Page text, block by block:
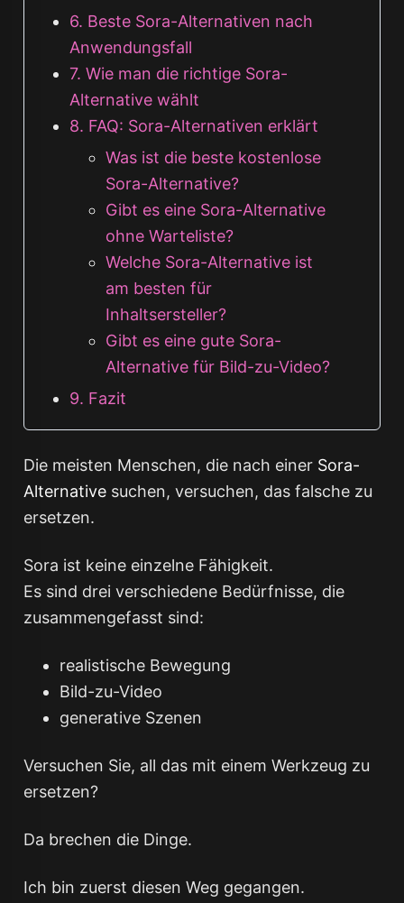
6. Beste Sora-Alternativen nach
Anwendungsfall
7. Wie man die richtige Sora-
Alternative wählt
8. FAQ: Sora-Alternativen erklärt
Was ist die beste kostenlose
Sora-Alternative?
Gibt es eine Sora-Alternative
ohne Warteliste?
Welche Sora-Alternative ist
am besten für
Inhaltsersteller?
Gibt es eine gute Sora-
Alternative für Bild-zu-Video?
9. Fazit
Die meisten Menschen, die nach einer Sora-
Alternativesuchen, versuchen, das falsche zu
ersetzen.
Sora ist keine einzelne Fähigkeit.
Es sind drei verschiedene Bedürfnisse, die
zusammengefasst sind:
realistische Bewegung
Bild-zu-Video
generative Szenen
Versuchen Sie, all das mit einem Werkzeug zu
ersetzen?
Da brechen die Dinge.
Ich bin zuerst diesen Weg gegangen.